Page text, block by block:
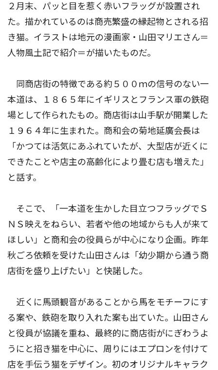
２月末、パッと目を惹く赤いフラッグが設置され
た。描かれているのは商売繁盛の縁起物とされる招
き猫。イラストは地元の漫画家・山田マリエさん＝
人物風土記で紹介＝が描いたものだ。
同商店街の特徴である約５００ｍの信号のない一
本道は、１８６５年にイギリスとフランス軍の鉄砲
場として作られたもの。商店街は山手駅が開業した
１９６４年に生まれた。商和会の菊地延廣会長は
「かつては活気にあふれていたが、大型店が近くに
できたことや店主の高齢化により畳む店も増えた」
と話す。
そこで、「一本道を生かした目立つフラッグでＳ
ＮＳ映えをねらい、若者や他の地域からも人が来て
ほしい」と商和会の役員らが中心になり企画。昨年
秋ごろ依頼を受けた山田さんは「幼少期から通う商
店街を盛り上げたい」と快諾した。
近くに馬頭観音があることから馬をモチーフにす
る案や、鉄砲を取り入れた案も出ていた。山田さん
と役員が協議を重ね、最終的に商店街がにぎわうよ
うにと招き猫を中心に、周りにはエプロンを付けて
店を手伝う猫をデザイン。初のオリジナルキャラク